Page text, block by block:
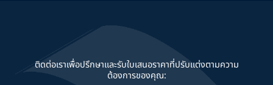
ติดต่อเราเพื่อปรึกษาและรับใบเสนอราคาที่ปรับแต่งตามความ
ต้องการของคุณ: